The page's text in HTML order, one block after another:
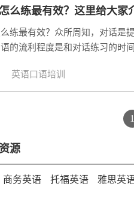
么练最有效？这里给大家
练最有效？​众所周知，对话是
的流利程度是和对话练习的时间
英语口语培训
1
源
商务英语 托福英语 雅思英